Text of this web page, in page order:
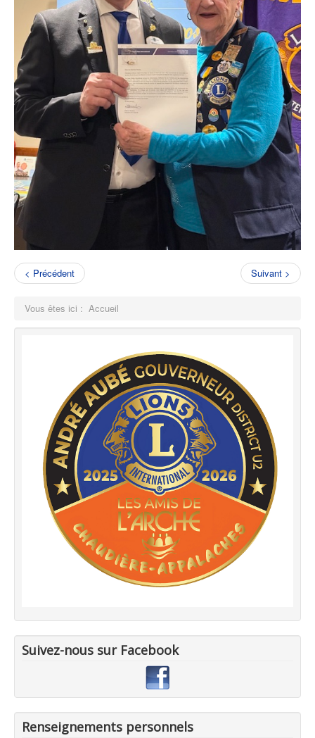
< Précédent Suivant >
Vous êtes ici : Accueil
Suivez-nous sur Facebook
Renseignements personnels